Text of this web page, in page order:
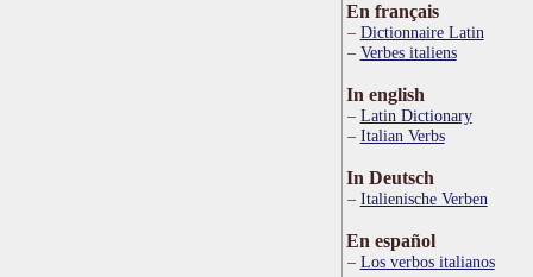
En français
Dictionnaire Latin
Verbes italiens
In english
Latin Dictionary
Italian Verbs
In Deutsch
Italienische Verben
En español
Los verbos italianos